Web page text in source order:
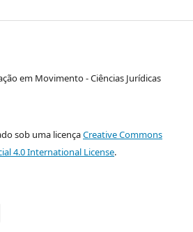
em Movimento - Ciências Jurídicas
sob uma licençaCreative Commons
4.0 International License.